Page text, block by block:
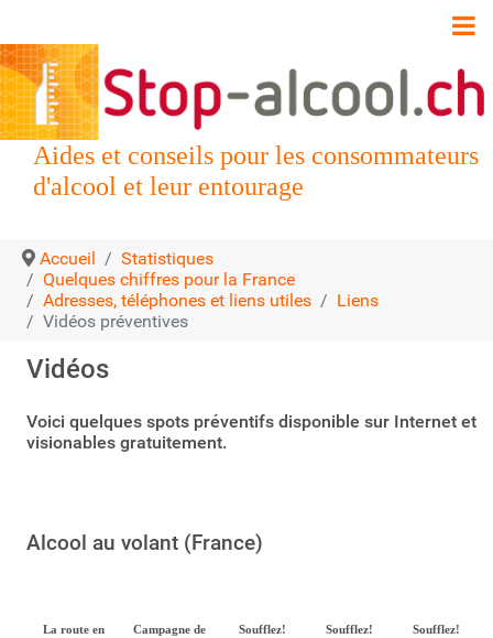
Aides et conseils pour les consommateurs
d'alcool et leur entourage
Accueil
Statistiques
Quelques chiffres pour la France
Adresses, téléphones et liens utiles
Liens
Vidéos préventives
Vidéos
Voici quelques spots préventifs disponible sur Internet et
visionables gratuitement.
Alcool au volant (France)
La route en
Campagne de
Soufflez!
Soufflez!
Soufflez!